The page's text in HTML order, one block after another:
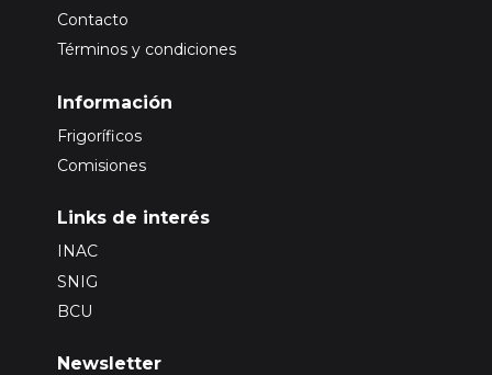
Contacto
Términos y condiciones
Información
Frigoríficos
Comisiones
Links de interés
INAC
SNIG
BCU
Newsletter